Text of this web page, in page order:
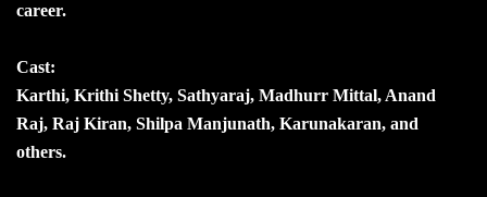
career.
Cast:
Karthi, Krithi Shetty, Sathyaraj, Madhurr Mittal, Anand
Raj, Raj Kiran, Shilpa Manjunath, Karunakaran, and
others.